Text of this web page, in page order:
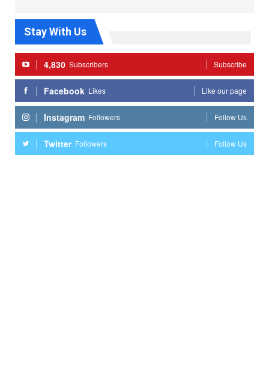
Stay With Us
4,830 Subscribers Subscribe
Facebook Likes Like our page
Instagram Followers Follow Us
Twitter Followers Follow Us